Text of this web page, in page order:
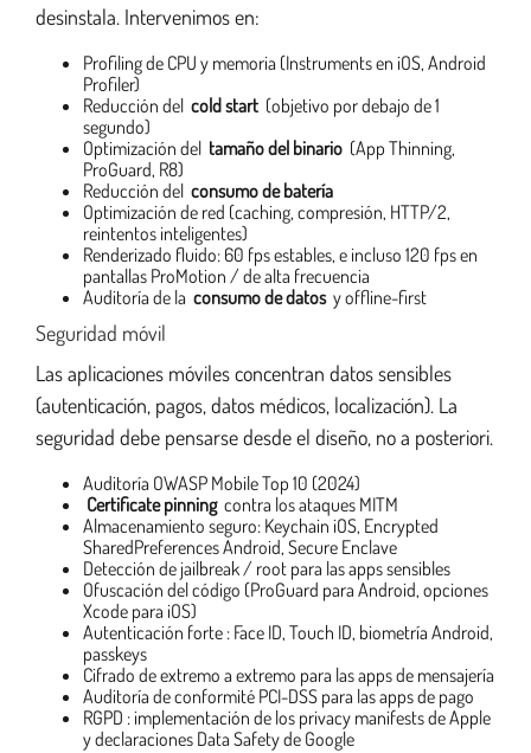
desinstala. Intervenimos en:
Profiling de CPU y memoria (Instruments en iOS, Android
Profiler)
Reducción del cold start (objetivo por debajo de 1
segundo)
Optimización del tamaño del binario (App Thinning,
ProGuard, R8)
Reducción del consumo de batería
Optimización de red (caching, compresión, HTTP/2,
reintentos inteligentes)
Renderizado fluido: 60 fps estables, e incluso 120 fps en
pantallas ProMotion / de alta frecuencia
Auditoría de la consumo de datos y offline-first
Seguridad móvil
Las aplicaciones móviles concentran datos sensibles
(autenticación, pagos, datos médicos, localización). La
seguridad debe pensarse desde el diseño, no a posteriori.
Auditoría OWASP Mobile Top 10 (2024)
Certificate pinning contra los ataques MITM
Almacenamiento seguro: Keychain iOS, Encrypted
SharedPreferences Android, Secure Enclave
Detección de jailbreak / root para las apps sensibles
Ofuscación del código (ProGuard para Android, opciones
Xcode para iOS)
Autenticación forte : Face ID, Touch ID, biometría Android,
passkeys
Cifrado de extremo a extremo para las apps de mensajería
Auditoría de conformité PCI-DSS para las apps de pago
RGPD : implementación de los privacy manifests de Apple
y declaraciones Data Safety de Google